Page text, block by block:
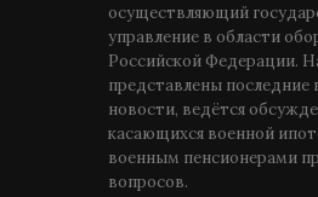
осуществляющий
управление в области
Российской Федерации.
представлены последние
новости, ведётся
касающихся военной
военным пенсионерами
вопросов.